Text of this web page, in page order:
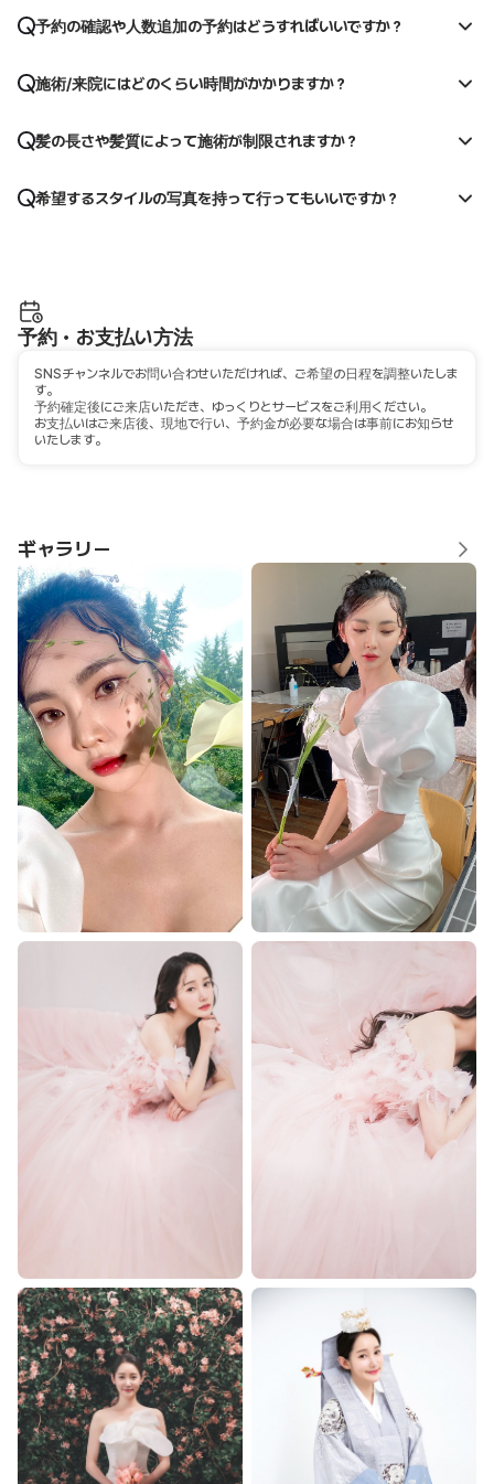
予約の確認や人数追加の予約はどうすればいいですか？
施術/来院にはどのくらい時間がかかりますか？
髪の長さや髪質によって施術が制限されますか？
希望するスタイルの写真を持って行ってもいいですか？
予約・お支払い方法
SNSチャンネルでお問い合わせいただければ、ご希望の日程を調整いたしま
す。
予約確定後にご来店いただき、ゆっくりとサービスをご利用ください。
お支払いはご来店後、現地で行い、予約金が必要な場合は事前にお知らせ
いたします。
ギャラリー